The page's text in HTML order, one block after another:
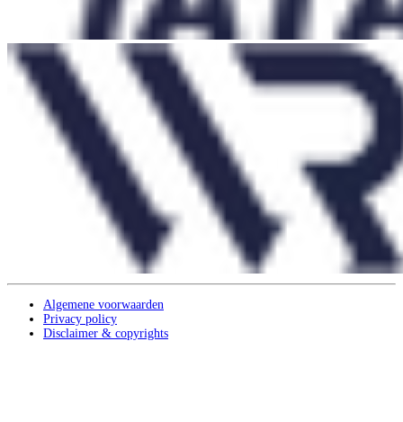
Algemene voorwaarden
Privacy policy
Disclaimer & copyrights